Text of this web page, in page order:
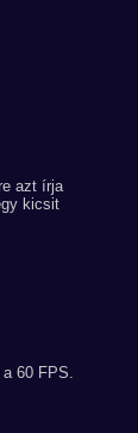
azt írja
kicsit
a 60 FPS.